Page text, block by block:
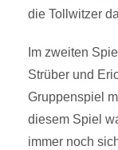
die Tollwitzer
Im zweiten
Strüber und
Gruppenspiel
diesem Spiel
immer noch